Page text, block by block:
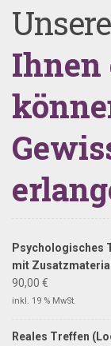
Unsere
Ihnen
Psychologisches
mit Zusatzmaterial
90,00 €
inkl. 19 % MwSt.
Reales Treffen